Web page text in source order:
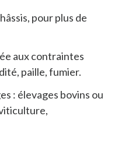
pour plus de
aux contraintes
paille, fumier.
: élevages bovins ou